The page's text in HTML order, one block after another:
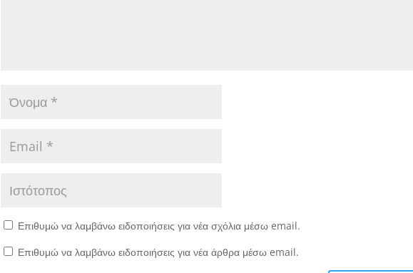
Επιθυμώ να λαμβάνω ειδοποιήσεις για νέα σχόλια μέσω email.
Επιθυμώ να λαμβάνω ειδοποιήσεις για νέα άρθρα μέσω email.